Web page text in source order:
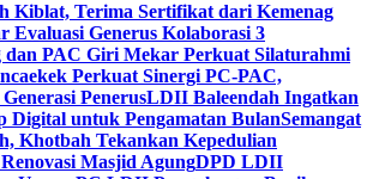
Kiblat, Terima Sertifikat dari Kemenag
Generus Kolaborasi 3
PAC Giri Mekar Perkuat Silaturahmi
Perkuat Sinergi PC-PAC,
PenerusLDII Baleendah Ingatkan
Digital untuk Pengamatan BulanSemangat
Khotbah Tekankan Kepedulian
Masjid AgungDPD LDII